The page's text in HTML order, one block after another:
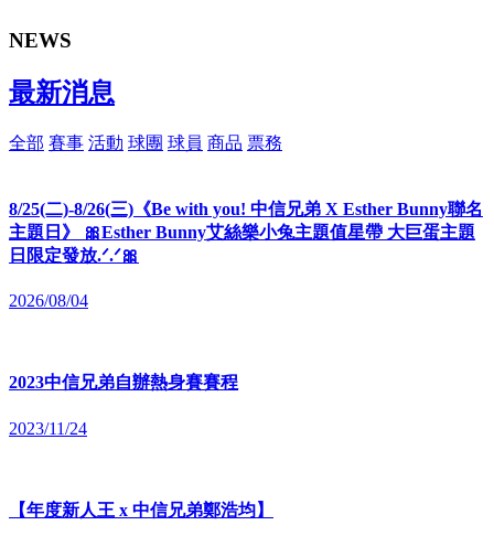
NEWS
最新消息
全部 賽事 活動 球團 球員 商品 票務
8/25(二)-8/26(三)《Be with you! 中信兄弟 X Esther Bunny聯名
主題日》 🎀Esther Bunny艾絲樂小兔主題值星帶 大巨蛋主題
日限定發放.ᐟ.ᐟ🎀
2026/08/04
2023中信兄弟自辦熱身賽賽程
2023/11/24
【年度新人王 x 中信兄弟鄭浩均】